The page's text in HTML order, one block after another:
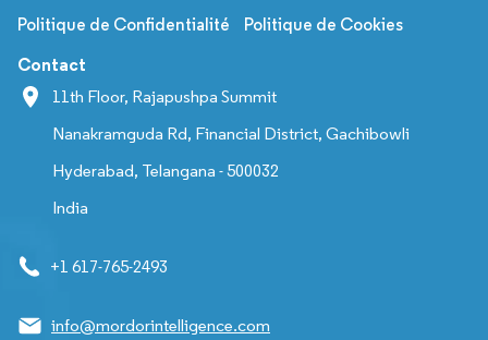
Politique de Confidentialité Politique de Cookies
Contact
11th Floor, Rajapushpa Summit
Nanakramguda Rd, Financial District, Gachibowli
Hyderabad, Telangana - 500032
India
+1 617-765-2493
info@mordorintelligence.com